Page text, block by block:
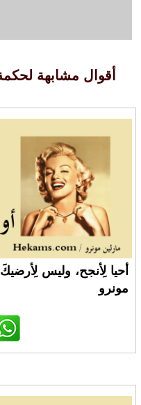
أقوال مشابهة
أحيا لِأنجح، وليس
مونرو